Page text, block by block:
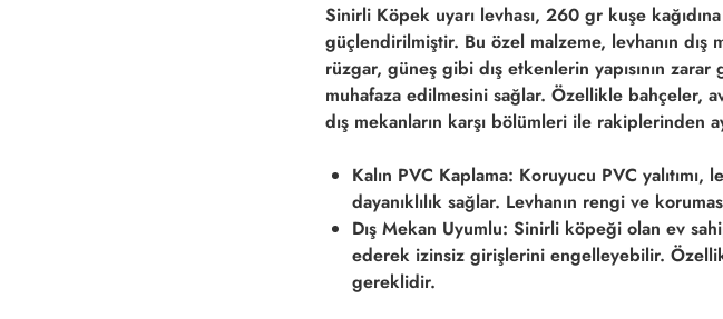
Sinirli Köpek uyarı levhası, 260 gr kuşe
güçlendirilmiştir. Bu özel malzeme, levhanın dış
rüzgar, güneş gibi dış etkenlerin yapısının
muhafaza edilmesini sağlar. Özellikle bahçeler,
dış mekanların karşı bölümleri ile rakiplerinden
Kalın PVC Kaplama: Koruyucu PVC yalıtımı,
dayanıklılık sağlar. Levhanın rengi ve
Dış Mekan Uyumlu: Sinirli köpeği olan ev
ederek izinsiz girişlerini engelleyebilir.
gereklidir.